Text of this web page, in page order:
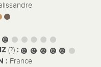
(?) :
: France